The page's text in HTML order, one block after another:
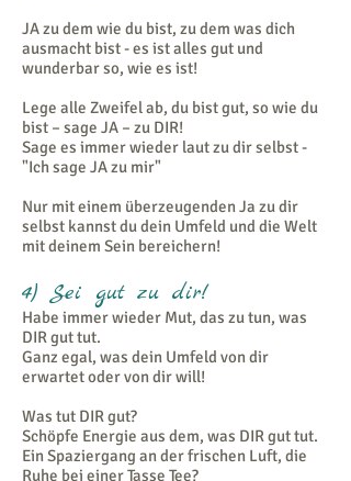
JA zu dem wie du bist, zu dem was dich
ausmacht bist - es ist alles gut und
wunderbar so, wie es ist!
Lege alle Zweifel ab, du bist gut, so wie du
bist – sage JA – zu DIR!
Sage es immer wieder laut zu dir selbst -
"Ich sage JA zu mir"
Nur mit einem überzeugenden Ja zu dir
selbst kannst du dein Umfeld und die Welt
mit deinem Sein bereichern!
4) Sei gut zu dir!
Habe immer wieder Mut, das zu tun, was
DIR gut tut.
Ganz egal, was dein Umfeld von dir
erwartet oder von dir will!
Was tut DIR gut?
Schöpfe Energie aus dem, was DIR gut tut.
Ein Spaziergang an der frischen Luft, die
Ruhe bei einer Tasse Tee?